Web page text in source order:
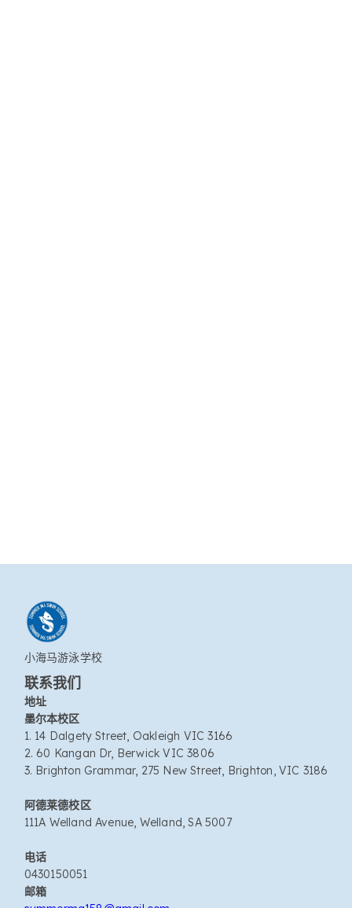
小海马游泳学校
联系我们
地址
墨尔本校区
1. 14 Dalgety Street, Oakleigh VIC 3166
2. 60 Kangan Dr, Berwick VIC 3806
3. Brighton Grammar, 275 New Street, Brighton, VIC 3186
阿德莱德校区
111A Welland Avenue, Welland, SA 5007
电话
0430150051
邮箱